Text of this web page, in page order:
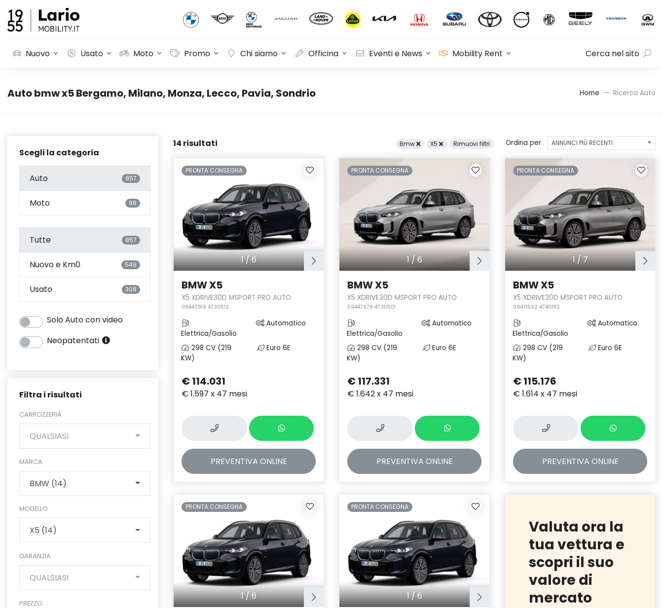
Nuovo Usato Moto Promo Chi siamo Officina Eventi e News Mobility Rent Cerca nel sito
Auto bmw x5 Bergamo, Milano, Monza, Lecco, Pavia, Sondrio Home Ricerca Auto
Scegli la categoria
Auto 857
Moto 98
Tutte 857
Nuovo e Km0 549
Usato 308
Solo Auto con video
Neopatentati
Filtra i risultati
CARROZZERIA
QUALSIASI
MARCA
BMW (14)
MODELLO
X5 (14)
GARANZIA
QUALSIASI
PREZZO
14 risultati Bmw X5 Rimuovi filtri Ordina per ANNUNCI PIÙ RECENTI
1/6
PRONTA CONSEGNA
BMW X5
X5 XDRIVE30D MSPORT PRO AUTO
09443919 4730512
Elettrica/Gasolio
Automatico
298 CV (219
KW)
Euro 6E
€ 114.031
€ 1.597 x 47 mesi
PREVENTIVA ONLINE
1/6
PRONTA CONSEGNA
BMW X5
X5 XDRIVE30D MSPORT PRO AUTO
09447978 4730501
Elettrica/Gasolio
Automatico
298 CV (219
KW)
Euro 6E
€ 117.331
€ 1.642 x 47 mesi
PREVENTIVA ONLINE
1/7
PRONTA CONSEGNA
BMW X5
X5 XDRIVE30D MSPORT PRO AUTO
09471592 4740192
Elettrica/Gasolio
Automatico
298 CV (219
KW)
Euro 6E
€ 115.176
€ 1.614 x 47 mesi
PREVENTIVA ONLINE
1/6
PRONTA CONSEGNA
1/6
PRONTA CONSEGNA
Valuta ora la
tua vettura e
scopri il suo
valore di
mercato